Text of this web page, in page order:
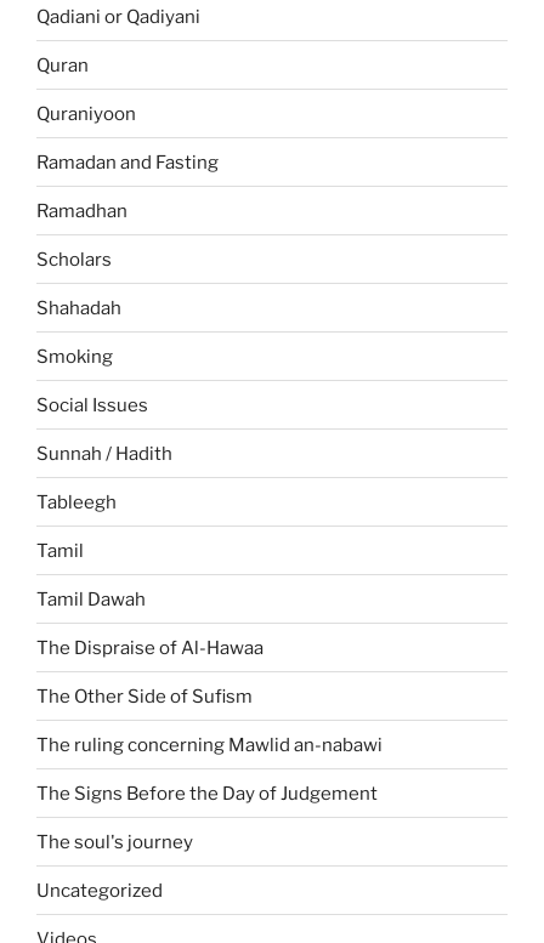
Qadiani or Qadiyani
Quran
Quraniyoon
Ramadan and Fasting
Ramadhan
Scholars
Shahadah
Smoking
Social Issues
Sunnah / Hadith
Tableegh
Tamil
Tamil Dawah
The Dispraise of Al-Hawaa
The Other Side of Sufism
The ruling concerning Mawlid an-nabawi
The Signs Before the Day of Judgement
The soul's journey
Uncategorized